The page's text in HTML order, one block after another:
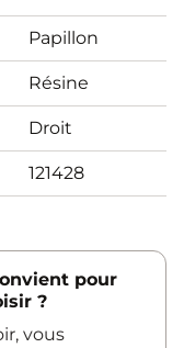
Papillon
Résine
Droit
121428
pour
?
vous